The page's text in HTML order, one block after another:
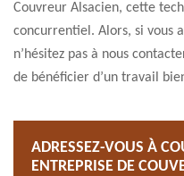
Couvreur Alsacien, cette
concurrentiel. Alors, si vous
n’hésitez pas à nous
de bénéficier d’un travail
ADRESSEZ-VOUS À
ENTREPRISE DE